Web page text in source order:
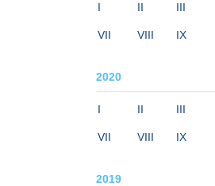
I II III
VII VIII IX
2020
I II III
VII VIII IX
2019